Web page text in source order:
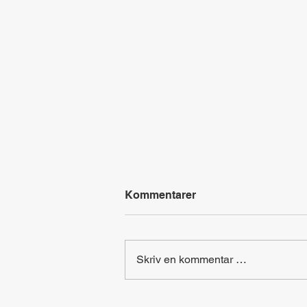
At home - Labyrintjakt
Kommentarer
Skriv en kommentar …